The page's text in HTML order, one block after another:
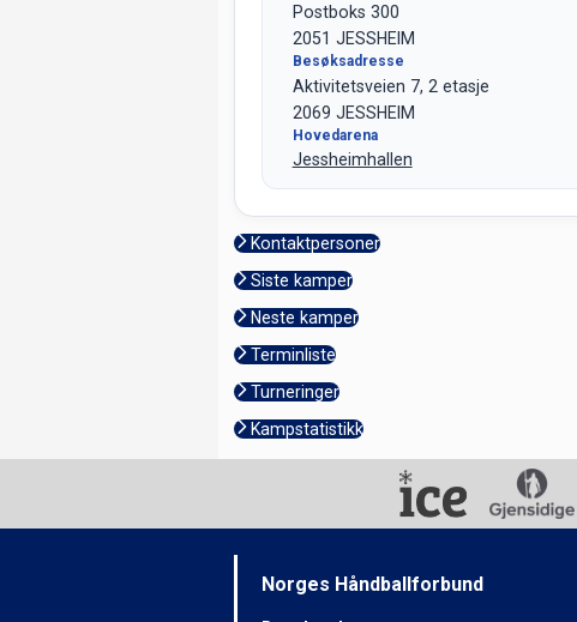
Postboks 300
2051 JESSHEIM
Besøksadresse
Aktivitetsveien 7, 2 etasje
2069 JESSHEIM
Hovedarena
Jessheimhallen
Kontaktpersoner
Siste kamper
Neste kamper
Terminliste
Turneringer
Kampstatistikk
Norges Håndballforbund